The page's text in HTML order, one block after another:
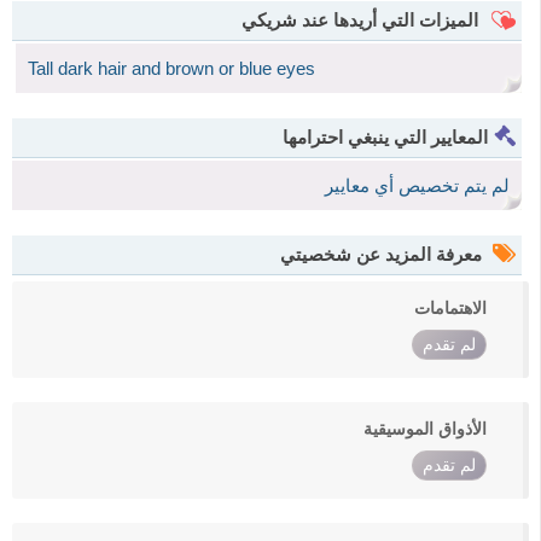
الميزات التي أريدها عند شريكي
Tall dark hair and brown or blue eyes
المعايير التي ينبغي احترامها
لم يتم تخصيص أي معايير
معرفة المزيد عن شخصيتي
الاهتمامات
لم تقدم
الأذواق الموسيقية
لم تقدم